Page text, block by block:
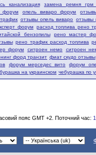
канализация
замена ремня
форум
опель виваро форум
отзывы опель виваро отзывы
форум расход топлива рено
бензопилы
рено мастер
рено трафик расход топлива
форум
ситроен немо ситроен
форд транзит фиат скудо отзывы
форум мерседес вито форум
на украинском чебурашка по
пояс GMT +2. Поточний час: